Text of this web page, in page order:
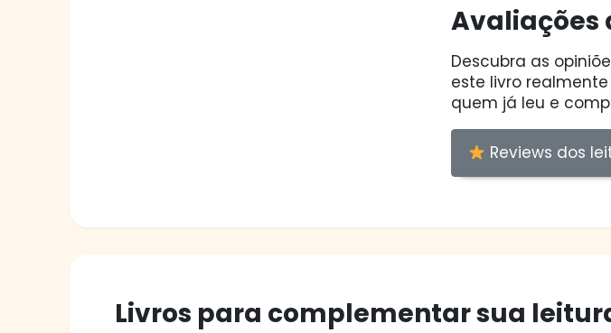
Avaliações
Descubra as
este livro
quem já leu e
Reviews dos
Livros para complementar sua